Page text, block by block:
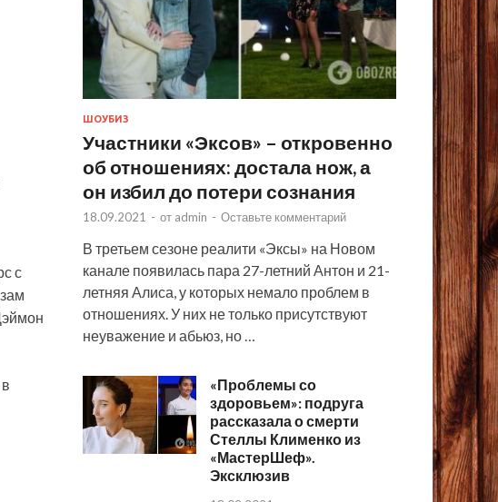
с
ШОУБИЗ
Участники «Эксов» – откровенно
об отношениях: достала нож, а
он избил до потери сознания
18.09.2021 - от admin - Оставьте комментарий
В третьем сезоне реалити «Эксы» на Новом
канале появилась пара 27-летний Антон и 21-
летняя Алиса, у которых немало проблем в
отношениях. У них не только присутствуют
неуважение и абьюз, но …
«Проблемы со
здоровьем»: подруга
рассказала о смерти
Стеллы Клименко из
«МастерШеф».
Эксклюзив